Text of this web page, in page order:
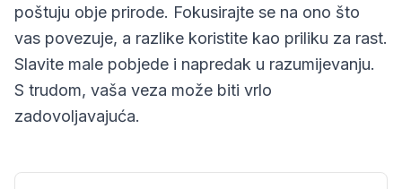
poštuju obje prirode. Fokusirajte se na ono što
vas povezuje, a razlike koristite kao priliku za rast.
Slavite male pobjede i napredak u razumijevanju.
S trudom, vaša veza može biti vrlo
zadovoljavajuća.